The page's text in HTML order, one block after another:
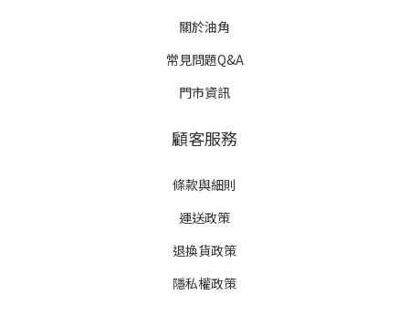
關於油角
常見問題Q&A
門市資訊
顧客服務
條款與細則
運送政策
退換貨政策
隱私權政策